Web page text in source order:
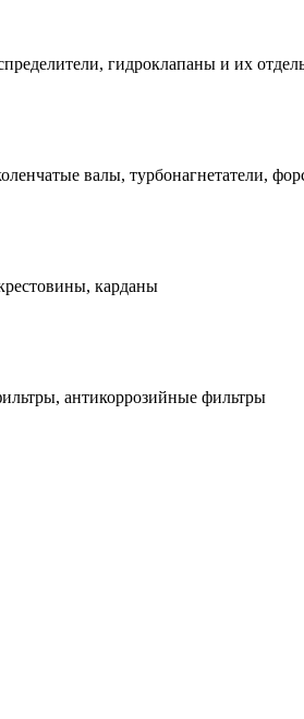
гидроклапаны и их
валы, турбонагнетатели,
карданы
антикоррозийные фильтры